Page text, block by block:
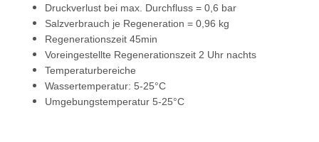
Druckverlust bei max. Durchfluss = 0,6 bar
Salzverbrauch je Regeneration = 0,96 kg
Regenerationszeit 45min
Voreingestellte Regenerationszeit 2 Uhr nachts
Temperaturbereiche
Wassertemperatur: 5-25°C
Umgebungstemperatur 5-25°C